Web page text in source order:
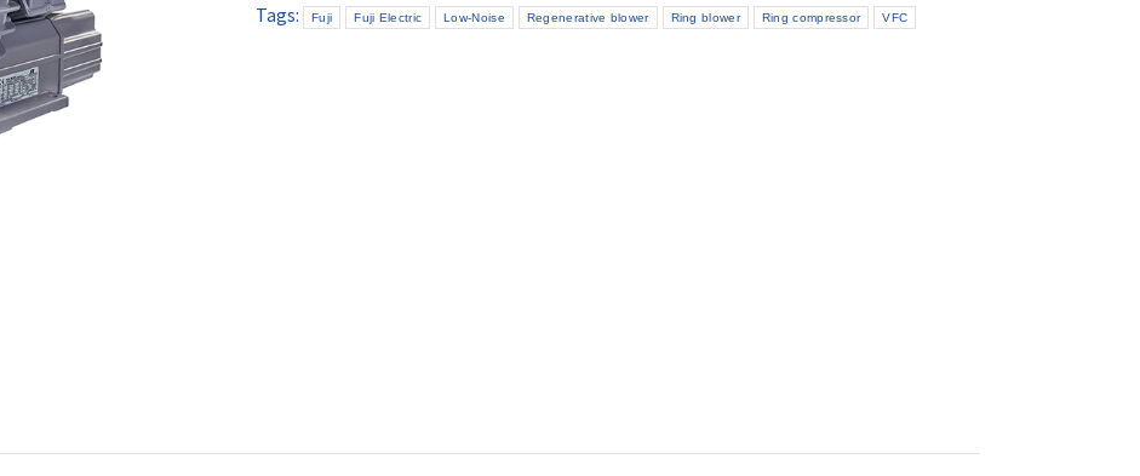
Tags:
Fuji Fuji Electric Low-Noise Regenerative blower Ring blower Ring compressor VFC